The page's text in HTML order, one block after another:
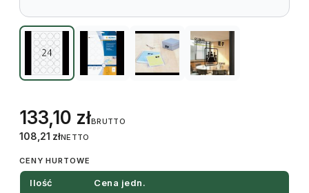
133,10 złBRUTTO
108,21 złNETTO
CENY HURTOWE
Ilość Cena jedn.